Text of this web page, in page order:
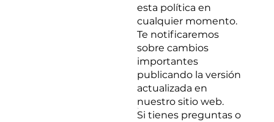
esta política en
cualquier momento.
Te notificaremos
sobre cambios
importantes
publicando la versión
actualizada en
nuestro sitio web.
Si tienes preguntas o